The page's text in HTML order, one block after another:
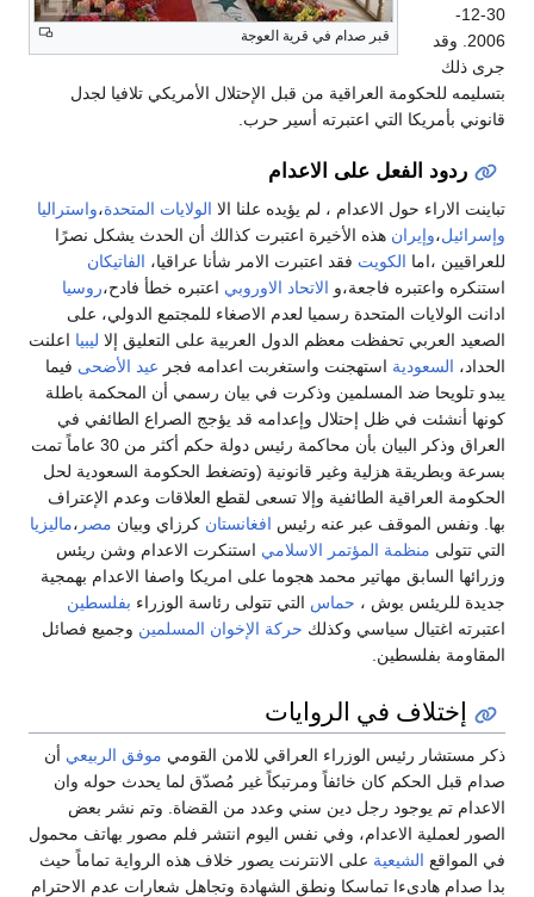
قبر صدام في قرية العوجة
30-12-
2006. وقد
جرى ذلك
بتسليمه للحكومة العراقية من قبل الإحتلال الأمريكي تلافيا لجدل
قانوني بأمريكا التي اعتبرته أسير حرب.
ردود الفعل على الاعدام
تباينت الاراء حول الاعدام ، لم يؤيده علنا الا الولايات المتحدة،واستراليا
وإسرائيل،وإيران هذه الأخيرة اعتبرت كذالك أن الحدث يشكل نصرًا
للعراقيين ،اما الكويت فقد اعتبرت الامر شأنا عراقيا، الفاتيكان
استنكره واعتبره فاجعة،و الاتحاد الاوروبي اعتبره خطأ فادح،روسيا
ادانت الولايات المتحدة رسميا لعدم الاصغاء للمجتمع الدولي، على
الصعيد العربي تحفظت معظم الدول العربية على التعليق إلا ليبيا اعلنت
الحداد، السعودية استهجنت واستغربت اعدامه فجر عيد الأضحى فيما
يبدو تلويحا ضد المسلمين وذكرت في بيان رسمي أن المحكمة باطلة
كونها أنشئت في ظل إحتلال وإعدامه قد يؤجج الصراع الطائفي في
العراق وذكر البيان بأن محاكمة رئيس دولة حكم أكثر من 30 عاماً تمت
بسرعة وبطريقة هزلية وغير قانونية (وتضغط الحكومة السعودية لحل
الحكومة العراقية الطائفية وإلا تسعى لقطع العلاقات وعدم الإعتراف
بها. ونفس الموقف عبر عنه رئيس افغانستان كرزاي وبيان مصر ،ماليزيا
التي تتولى منظمة المؤتمر الاسلامي استنكرت الاعدام وشن ريئس
وزرائها السابق مهاتير محمد هجوما على امريكا واصفا الاعدام بهمجية
جديدة للريئس بوش ، حماس التي تتولى رئاسة الوزراء بفلسطين
اعتبرته اغتيال سياسي وكذلك حركة الإخوان المسلمين وجميع فصائل
المقاومة بفلسطين.
إختلاف في الروايات
ذكر مستشار رئيس الوزراء العراقي للامن القومي موفق الربيعي أن
صدام قبل الحكم كان خائفاً ومرتبكاً غير مُصدّق لما يحدث حوله وان
الاعدام تم يوجود رجل دين سني وعدد من القضاة. وتم نشر بعض
الصور لعملية الاعدام، وفي نفس اليوم انتشر فلم مصور بهاتف محمول
في المواقع الشيعية على الانترنت يصور خلاف هذه الرواية تماماً حيث
بدا صدام هادىءا تماسكا ونطق الشهادة وتجاهل شعارات عدم الاحترام